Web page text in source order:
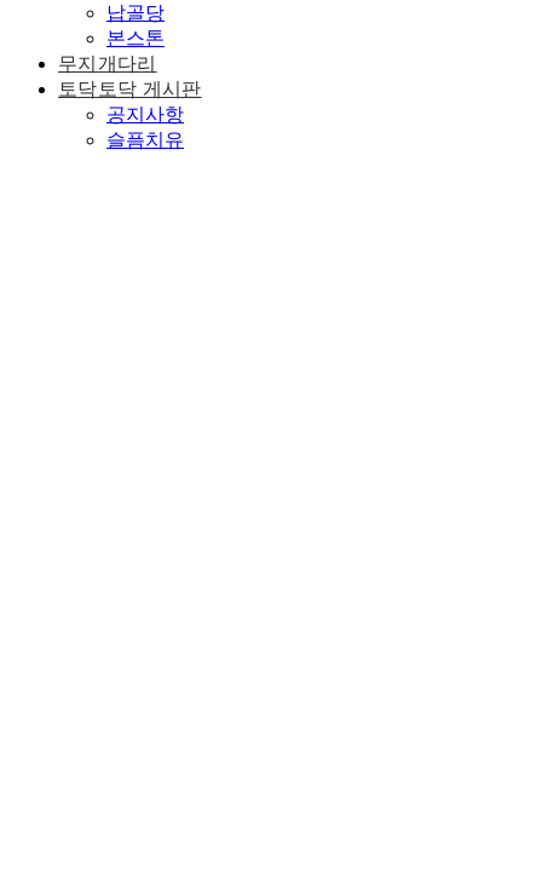
납골당
본스톤
무지개다리
토닥토닥 게시판
공지사항
슬픔치유